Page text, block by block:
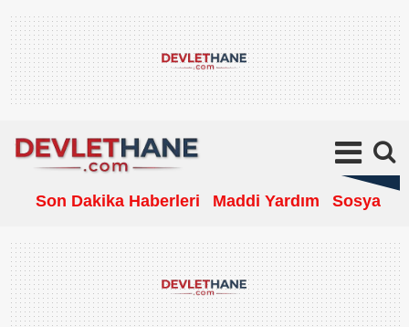
Son Dakika Haberleri Maddi Yardım Sosyal